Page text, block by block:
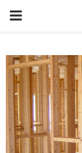
PRIMARY